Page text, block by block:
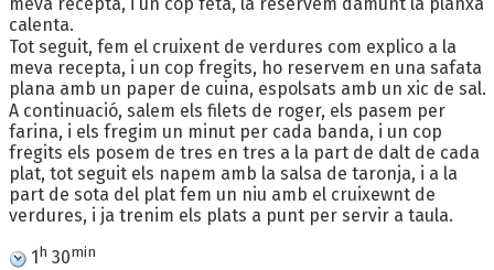
calenta.
Tot seguit, fem el cruixent de verdures com explico a la
meva recepta, i un cop fregits, ho reservem en una safata
plana amb un paper de cuina, espolsats amb un xic de sal.
A continuació, salem els filets de roger, els pasem per
farina, i els fregim un minut per cada banda, i un cop
fregits els posem de tres en tres a la part de dalt de cada
plat, tot seguit els napem amb la salsa de taronja, i a la
part de sota del plat fem un niu amb el cruixewnt de
verdures, i ja trenim els plats a punt per servir a taula.
1 h 30min